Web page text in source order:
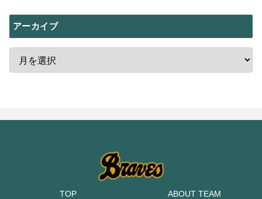
アーカイブ
TOP ABOUT TEAM